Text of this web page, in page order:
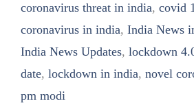
coronavirus threat in india, covid
coronavirus in india, India News
India News Updates, lockdown
date, lockdown in india, novel
pm modi